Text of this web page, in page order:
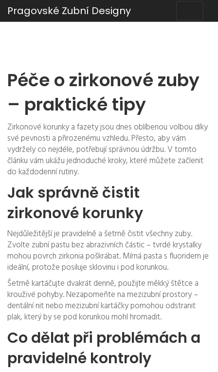
Pragovské Zubní Designy
Péče o zirkonové zuby
– praktické tipy
Zirkonové korunky a fazety jsou dnes oblíbenou volbou díky
své pevnosti a přirozenému vzhledu. Přesto, aby vám
vydržely co nejdéle, potřebují správnou údržbu. V tomto
článku vám ukážu jednoduché kroky, které můžete začlenit
do každodenní rutiny.
Jak správně čistit
zirkonové korunky
Nejdůležitější je pravidelně a šetrně čistit všechny zuby.
Zvolte zubní pastu bez abrazivních částic – tvrdé krystalky
mohou povrch zirkonia poškrábat. Mírná pasta s fluoridem je
ideální, protože posiluje sklovinu i pod korunkou.
Šetrně kartáčujte dvakrát denně, použijte měkký štětce a
krouživé pohyby. Nezapomeňte na mezizubní prostory –
dentální nit nebo mezizubní kartáčky pomohou odstranit
plak, který by se pod korunkou mohl hromadit.
Co dělat při problémách a
pravidelné kontroly